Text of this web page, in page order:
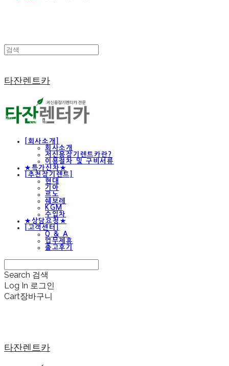
타잔렌트카
[회사소개]
회사소개
저신용장기렌트카란?
이용절차 및 구비서류
★특가신차★
[추천장기렌트]
현대
기아
르노
쉐보레
KGM
수입차
★상담요청★
[고객센터]
Q & A
업무제휴
출고후기
Search 검색
Log In 로그인
Cart장바구니
타잔렌트카